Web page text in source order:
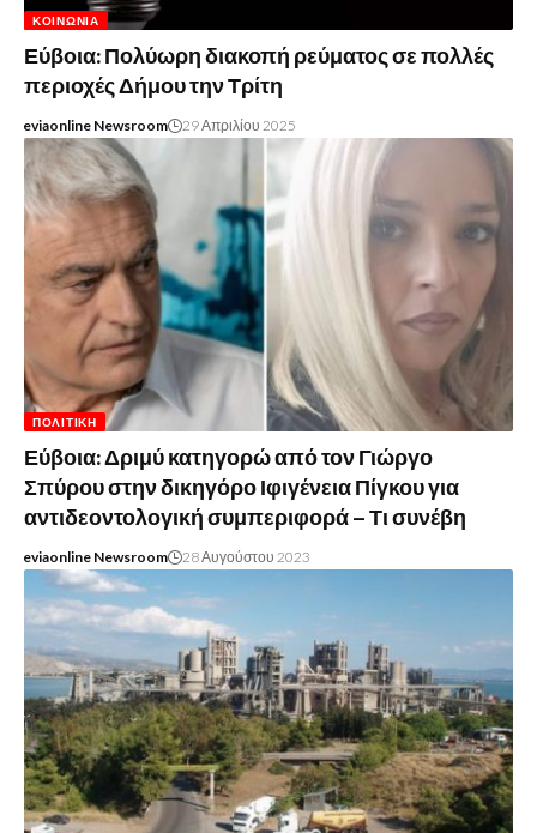
ΚΟΙΝΩΝΊΑ
Εύβοια: Πολύωρη διακοπή ρεύματος σε πολλές
περιοχές Δήμου την Τρίτη
eviaonline Newsroom 29 Απριλίου 2025
ΠΟΛΙΤΙΚΉ
Εύβοια: Δριμύ κατηγορώ από τον Γιώργο
Σπύρου στην δικηγόρο Ιφιγένεια Πίγκου για
αντιδεοντολογική συμπεριφορά – Τι συνέβη
eviaonline Newsroom 28 Αυγούστου 2023